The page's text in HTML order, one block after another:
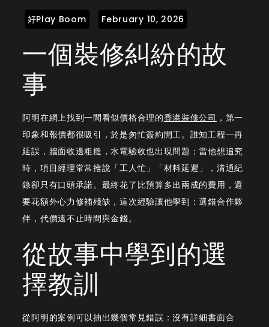
修
公
司：
選
訓
一個裝修糾紛的故
事
阿明在網上找到一間看似價格合理的香港裝修公司 ，第一
印象和報價都很吸引，於是匆忙簽約開工。誰知工程一再
延誤，牆面收邊粗糙，水電驗收也出現問題；當他想追究
時，項目經理常常推說「工人忙」「材料延遲」，溝通紀
錄卻只有口頭承諾。最終花了比預算多出兩成的費用，還
要花額外心力修補殘缺，這次經驗讓他學到：選錯合作夥
伴，代價遠不止時間與金錢。
從故事中學到的選
擇教訓
從阿明的案例可以抽出幾個常見錯誤：沒有詳細書面合